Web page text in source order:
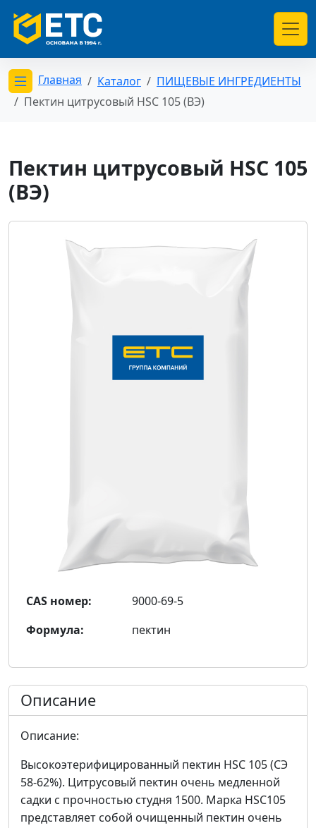
Открыть меню категорий
Главная Каталог
ПИЩЕВЫЕ ИНГРЕДИЕНТЫ
Пектин цитрусовый HSC 105 (ВЭ)
Пектин цитрусовый HSC 105
(ВЭ)
CAS номер:
9000-69-5
Формула:
пектин
Описание
Описание:
Высокоэтерифицированный пектин HSC 105 (СЭ
58-62%). Цитрусовый пектин очень медленной
садки с прочностью студня 1500. Марка HSC105
представляет собой очищенный пектин очень